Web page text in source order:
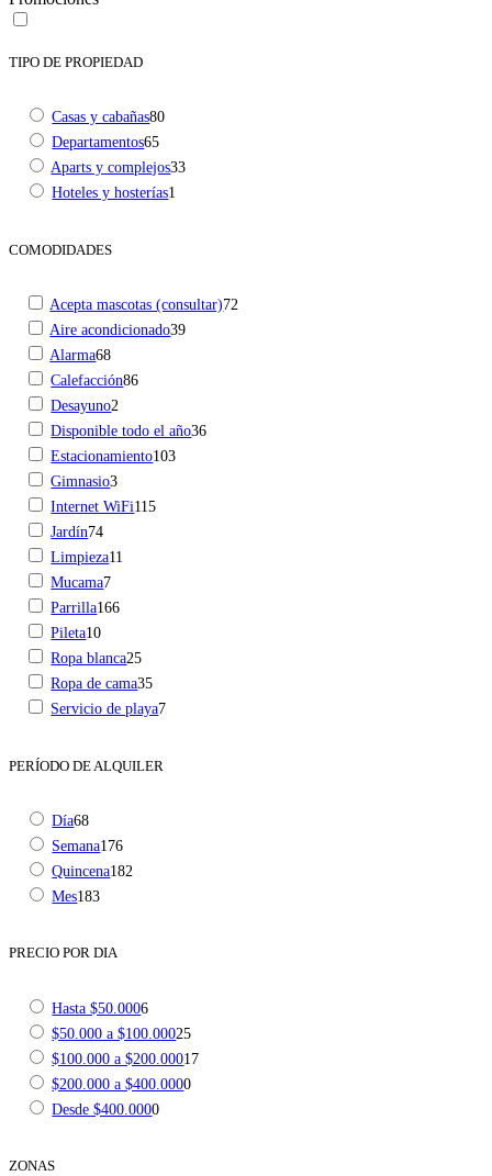
TIPO DE PROPIEDAD
Casas y cabañas80
Departamentos65
Aparts y complejos33
Hoteles y hosterías1
COMODIDADES
Acepta mascotas (consultar)72
Aire acondicionado39
Alarma68
Calefacción86
Desayuno2
Disponible todo el año36
Estacionamiento103
Gimnasio3
Internet WiFi115
Jardín74
Limpieza11
Mucama7
Parrilla166
Pileta10
Ropa blanca25
Ropa de cama35
Servicio de playa7
PERÍODO DE ALQUILER
Día68
Semana176
Quincena182
Mes183
PRECIO POR DIA
Hasta $50.0006
$50.000 a $100.00025
$100.000 a $200.00017
$200.000 a $400.0000
Desde $400.0000
ZONAS